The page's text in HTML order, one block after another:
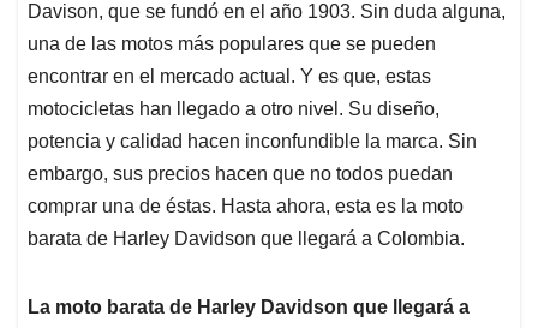
Davison, que se fundó en el año 1903. Sin duda alguna,
una de las motos más populares que se pueden
encontrar en el mercado actual. Y es que, estas
motocicletas han llegado a otro nivel. Su diseño,
potencia y calidad hacen inconfundible la marca. Sin
embargo, sus precios hacen que no todos puedan
comprar una de éstas. Hasta ahora, esta es la moto
barata de Harley Davidson que llegará a Colombia.
La moto barata de Harley Davidson que llegará a